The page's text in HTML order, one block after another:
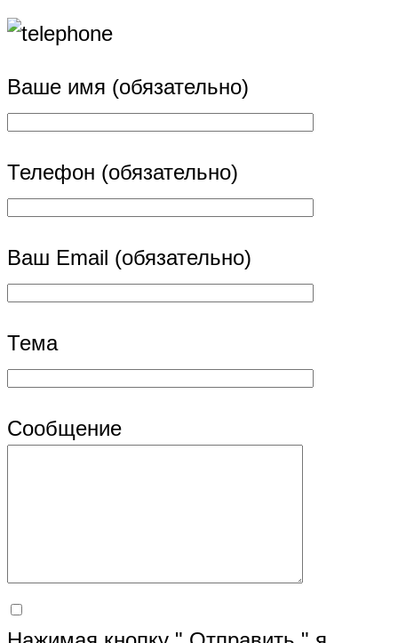
Ваше имя (обязательно)
Телефон (обязательно)
Ваш Email (обязательно)
Тема
Сообщение